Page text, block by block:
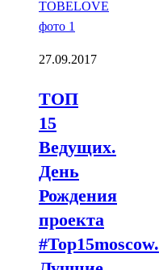
27.09.2017
ТОП
15
Ведущих.
День
Рождения
проекта
#Top15moscow.